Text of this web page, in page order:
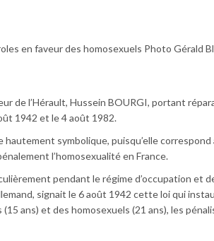
en faveur des homosexuels Photo Gérald
de l’Hérault, Hussein BOURGI, portant
1942 et le 4 août 1982.
symbolique, puisqu’elle correspond
l’homosexualité en France.
pendant le régime d’occupation et
signait le 6 août 1942 cette loi qui
ans) et des homosexuels (21 ans), les